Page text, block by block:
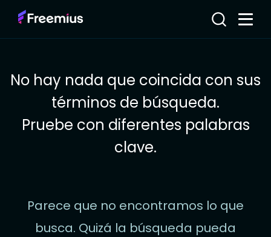
No hay nada que coincida con sus
términos de búsqueda.
Pruebe con diferentes palabras
clave.
Parece que no encontramos lo que
busca. Quizá la búsqueda pueda